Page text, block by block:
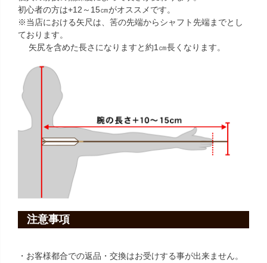
初心者の方は+12～15㎝がオススメです。
※当店における矢尺は、筈の先端からシャフト先端までとし
ております。
矢尻を含めた長さになりますと約1㎝長くなります。
注意事項
・お客様都合での返品・交換はお受けする事が出来ません。